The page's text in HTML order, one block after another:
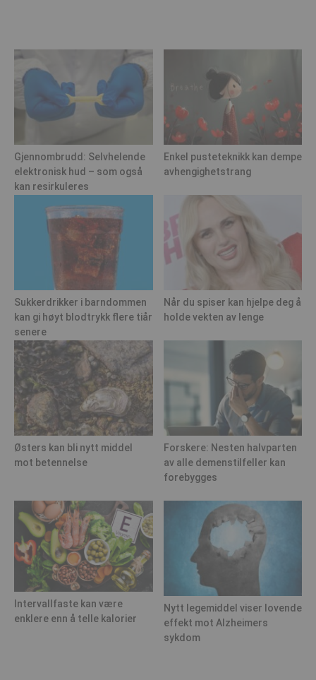
Gjennombrudd: Selvhelende
elektronisk hud – som også
kan resirkuleres
Enkel pusteteknikk kan dempe
avhengighetstrang
Sukkerdrikker i barndommen
kan gi høyt blodtrykk flere tiår
senere
Når du spiser kan hjelpe deg å
holde vekten av lenge
Østers kan bli nytt middel
mot betennelse
Forskere: Nesten halvparten
av alle demenstilfeller kan
forebygges
Intervallfaste kan være
enklere enn å telle kalorier
Nytt legemiddel viser lovende
effekt mot Alzheimers
sykdom